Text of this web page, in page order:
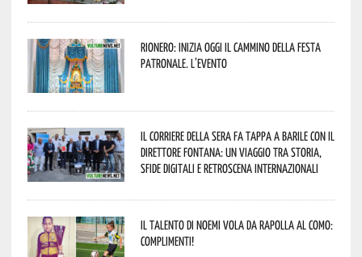
Rionero: inizia oggi il cammino della Festa
Patronale. L’evento
Il Corriere della Sera fa tappa a Barile con il
Direttore Fontana: un viaggio tra storia,
sfide digitali e retroscena internazionali
Il talento di Noemi vola da Rapolla al Como:
complimenti!